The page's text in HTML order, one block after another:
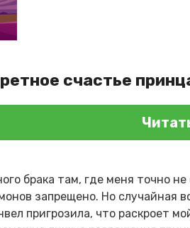
счастье
брака там, где меня точно
запрещено. Но случайная
пригрозила, что раскроет